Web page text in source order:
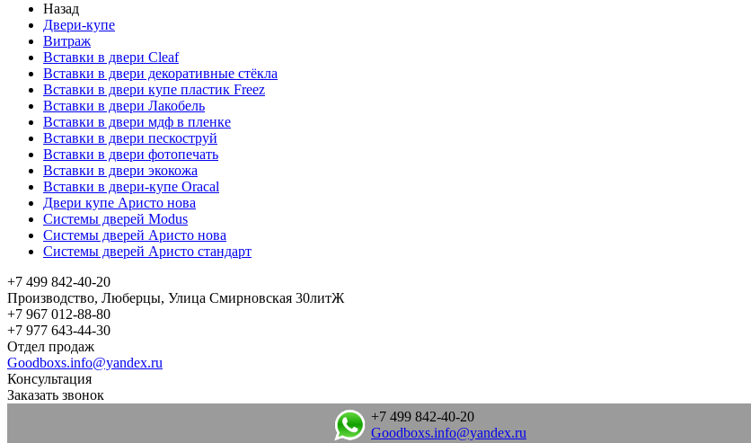
Назад
Двери-купе
Витраж
Вставки в двери Cleaf
Вставки в двери декоративные стёкла
Вставки в двери купе пластик Freez
Вставки в двери Лакобель
Вставки в двери мдф в пленке
Вставки в двери пескоструй
Вставки в двери фотопечать
Вставки в двери экокожа
Вставки в двери-купе Oracal
Двери купе Аристо нова
Системы дверей Modus
Системы дверей Аристо нова
Системы дверей Аристо стандарт
+7 499 842-40-20
Производство, Люберцы, Улица Смирновская 30литЖ
+7 967 012-88-80
+7 977 643-44-30
Отдел продаж
Goodboxs.info@yandex.ru
Консультация
Заказать звонок
+7 499 842-40-20
Goodboxs.info@yandex.ru